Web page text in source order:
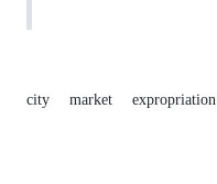
city market expropriation